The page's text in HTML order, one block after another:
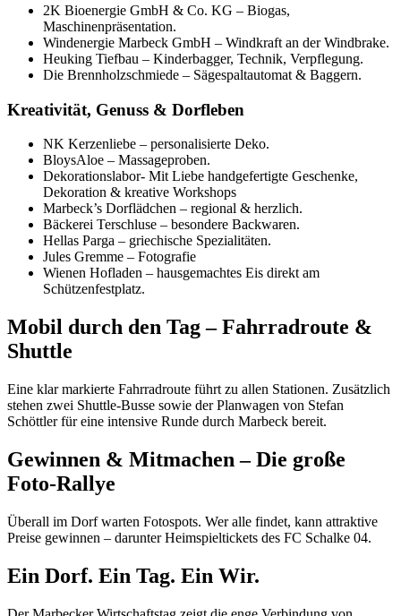
2K Bioenergie GmbH & Co. KG – Biogas,
Maschinenpräsentation.
Windenergie Marbeck GmbH – Windkraft an der Windbrake.
Heuking Tiefbau – Kinderbagger, Technik, Verpflegung.
Die Brennholzschmiede – Sägespaltautomat & Baggern.
Kreativität, Genuss & Dorfleben
NK Kerzenliebe – personalisierte Deko.
BloysAloe – Massageproben.
Dekorationslabor- Mit Liebe handgefertigte Geschenke,
Dekoration & kreative Workshops
Marbeck’s Dorflädchen – regional & herzlich.
Bäckerei Terschluse – besondere Backwaren.
Hellas Parga – griechische Spezialitäten.
Jules Gremme – Fotografie
Wienen Hofladen – hausgemachtes Eis direkt am
Schützenfestplatz.
Mobil durch den Tag – Fahrradroute &
Shuttle
Eine klar markierte Fahrradroute führt zu allen Stationen. Zusätzlich
stehen zwei Shuttle-Busse sowie der Planwagen von Stefan
Schöttler für eine intensive Runde durch Marbeck bereit.
Gewinnen & Mitmachen – Die große
Foto-Rallye
Überall im Dorf warten Fotospots. Wer alle findet, kann attraktive
Preise gewinnen – darunter Heimspieltickets des FC Schalke 04.
Ein Dorf. Ein Tag. Ein Wir.